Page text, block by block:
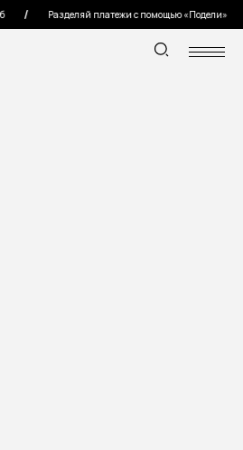
Разделяй платежи с помощью «Подели»